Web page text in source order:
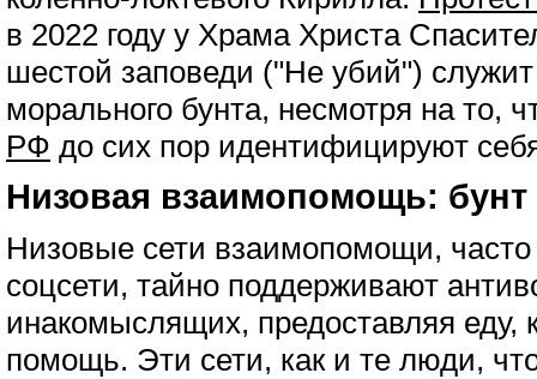
в 2022 году у Храма Христа
шестой заповеди ("Не убий")
морального бунта, несмотря на то,
РФ до сих пор идентифицируют
Низовая взаимопомощь: бунт
Низовые сети взаимопомощи, часто
соцсети, тайно поддерживают
инакомыслящих, предоставляя еду,
помощь. Эти сети, как и те люди,